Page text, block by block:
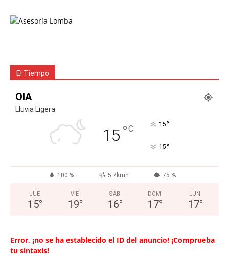
El Tiempo
OIA
Lluvia Ligera
15 °C 15°
15°
100 % 5.7kmh 75 %
JUE
15°
VIE
19°
SAB
16°
DOM
17°
LUN
17°
Error, ¡no se ha establecido el ID del anuncio! ¡Comprueba
tu sintaxis!